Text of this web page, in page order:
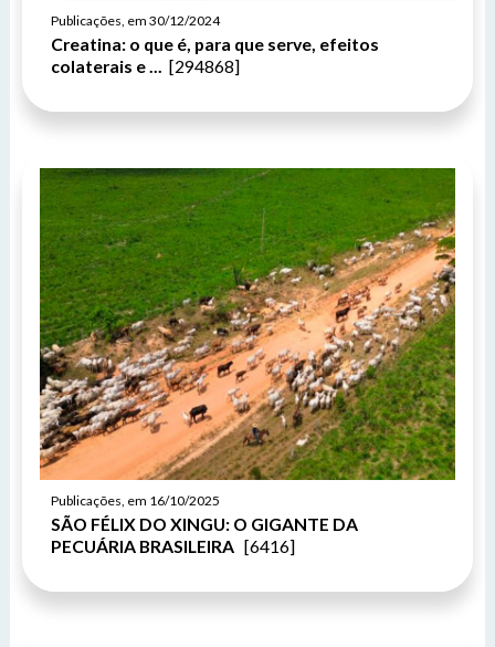
Publicações, em 30/12/2024
Creatina: o que é, para que serve, efeitos
colaterais e ... [294868]
Publicações, em 16/10/2025
SÃO FÉLIX DO XINGU: O GIGANTE DA
PECUÁRIA BRASILEIRA [6416]